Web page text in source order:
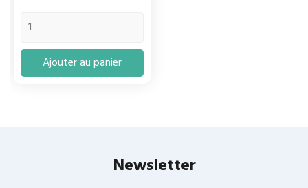
Ajouter au panier
Newsletter